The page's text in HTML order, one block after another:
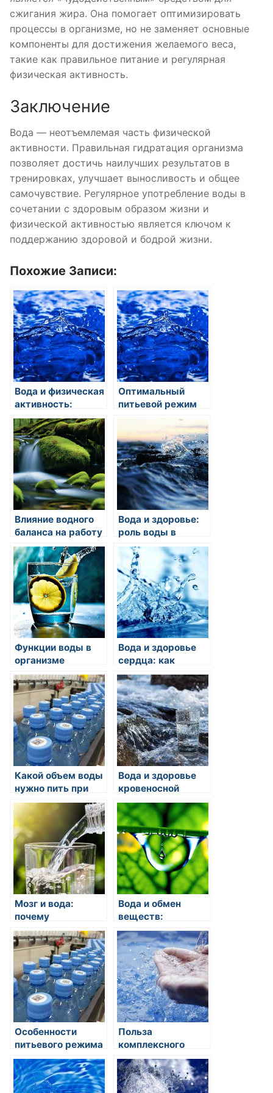
сжигания жира. Она помогает оптимизировать
процессы в организме, но не заменяет основные
компоненты для достижения желаемого веса,
такие как правильное питание и регулярная
физическая активность.
Заключение
Вода — неотъемлемая часть физической
активности. Правильная гидратация организма
позволяет достичь наилучших результатов в
тренировках, улучшает выносливость и общее
самочувствие. Регулярное употребление воды в
сочетании с здоровым образом жизни и
физической активностью является ключом к
поддержанию здоровой и бодрой жизни.
Похожие Записи:
Вода и физическая
активность:
влияние питья на
тренировки и
восстановление
Оптимальный
питьевой режим
для спортсменов и
активных людей:
вода — твой
лучший друг
Влияние водного
баланса на работу
органов
Вода и здоровье:
роль воды в
организме
человека
Функции воды в
организме
Вода и здоровье
сердца: как
регулярное
употребление
воды
способствует
здоровью сердца?
Какой объем воды
нужно пить при
беременности?
Вода и здоровье
кровеносной
системы: почему
она так важна?
Мозг и вода:
почему
употребление
достаточного
количества воды
необходимо для
нормальной
работы мозга?
Вода и обмен
веществ:
ключевое
значение для
организма
Особенности
питьевого режима
для пожилых
людей
Польза
комплексного
подхода к
питьевому режиму